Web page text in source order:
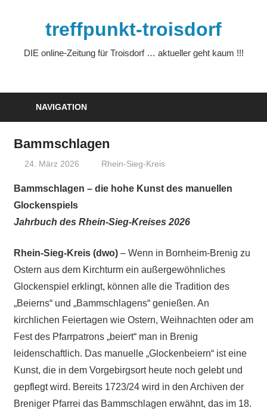
treffpunkt-troisdorf
DIE online-Zeitung für Troisdorf … aktueller geht kaum !!!
NAVIGATION
Bammschlagen
24. März 2026 treffpunkt
Rhein-Sieg-Kreis
Bammschlagen – die hohe Kunst des manuellen
Glockenspiels
Jahrbuch des Rhein-Sieg-Kreises 2026
Rhein-Sieg-Kreis (dwo)– Wenn in Bornheim-Brenig zu
Ostern aus dem Kirchturm ein außergewöhnliches
Glockenspiel erklingt, können alle die Tradition des
„Beierns“ und „Bammschlagens“ genießen. An
kirchlichen Feiertagen wie Ostern, Weihnachten oder am
Fest des Pfarrpatrons „beiert“ man in Brenig
leidenschaftlich. Das manuelle „Glockenbeiern“ ist eine
Kunst, die in dem Vorgebirgsort heute noch gelebt und
gepflegt wird. Bereits 1723/24 wird in den Archiven der
Breniger Pfarrei das Bammschlagen erwähnt, das im 18.